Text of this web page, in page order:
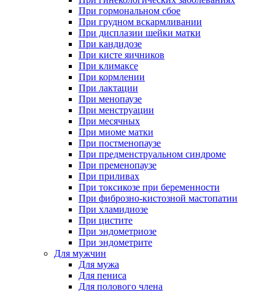
При гормональном сбое
При грудном вскармливании
При дисплазии шейки матки
При кандидозе
При кисте яичников
При климаксе
При кормлении
При лактации
При менопаузе
При менструации
При месячных
При миоме матки
При постменопаузе
При предменструальном синдроме
При пременопаузе
При приливах
При токсикозе при беременности
При фиброзно-кистозной мастопатии
При хламидиозе
При цистите
При эндометриозе
При эндометрите
Для мужчин
Для мужа
Для пениса
Для полового члена